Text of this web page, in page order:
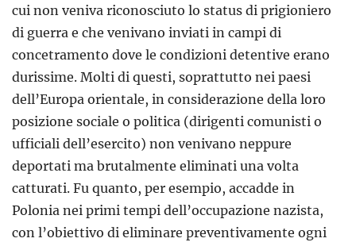
cui non veniva riconosciuto lo status di prigioniero
di guerra e che venivano inviati in campi di
concetramento dove le condizioni detentive erano
durissime. Molti di questi, soprattutto nei paesi
dell’Europa orientale, in considerazione della loro
posizione sociale o politica (dirigenti comunisti o
ufficiali dell’esercito) non venivano neppure
deportati ma brutalmente eliminati una volta
catturati. Fu quanto, per esempio, accadde in
Polonia nei primi tempi dell’occupazione nazista,
con l’obiettivo di eliminare preventivamente ogni